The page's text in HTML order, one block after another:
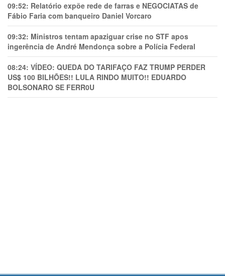
09:52: Relatório expõe rede de farras e NEGOCIATAS de
Fábio Faria com banqueiro Daniel Vorcaro
09:32: Ministros tentam apaziguar crise no STF apos
ingerência de André Mendonça sobre a Polícia Federal
08:24: VÍDEO: QUEDA DO TARIFAÇO FAZ TRUMP PERDER
US$ 100 BILHÕES!! LULA RINDO MUITO!! EDUARDO
BOLSONARO SE FERR0U